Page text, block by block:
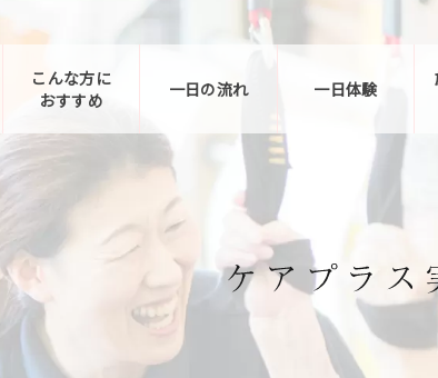
こんな方に
おすすめ
一日の流れ 一日体験
お問い合わせ